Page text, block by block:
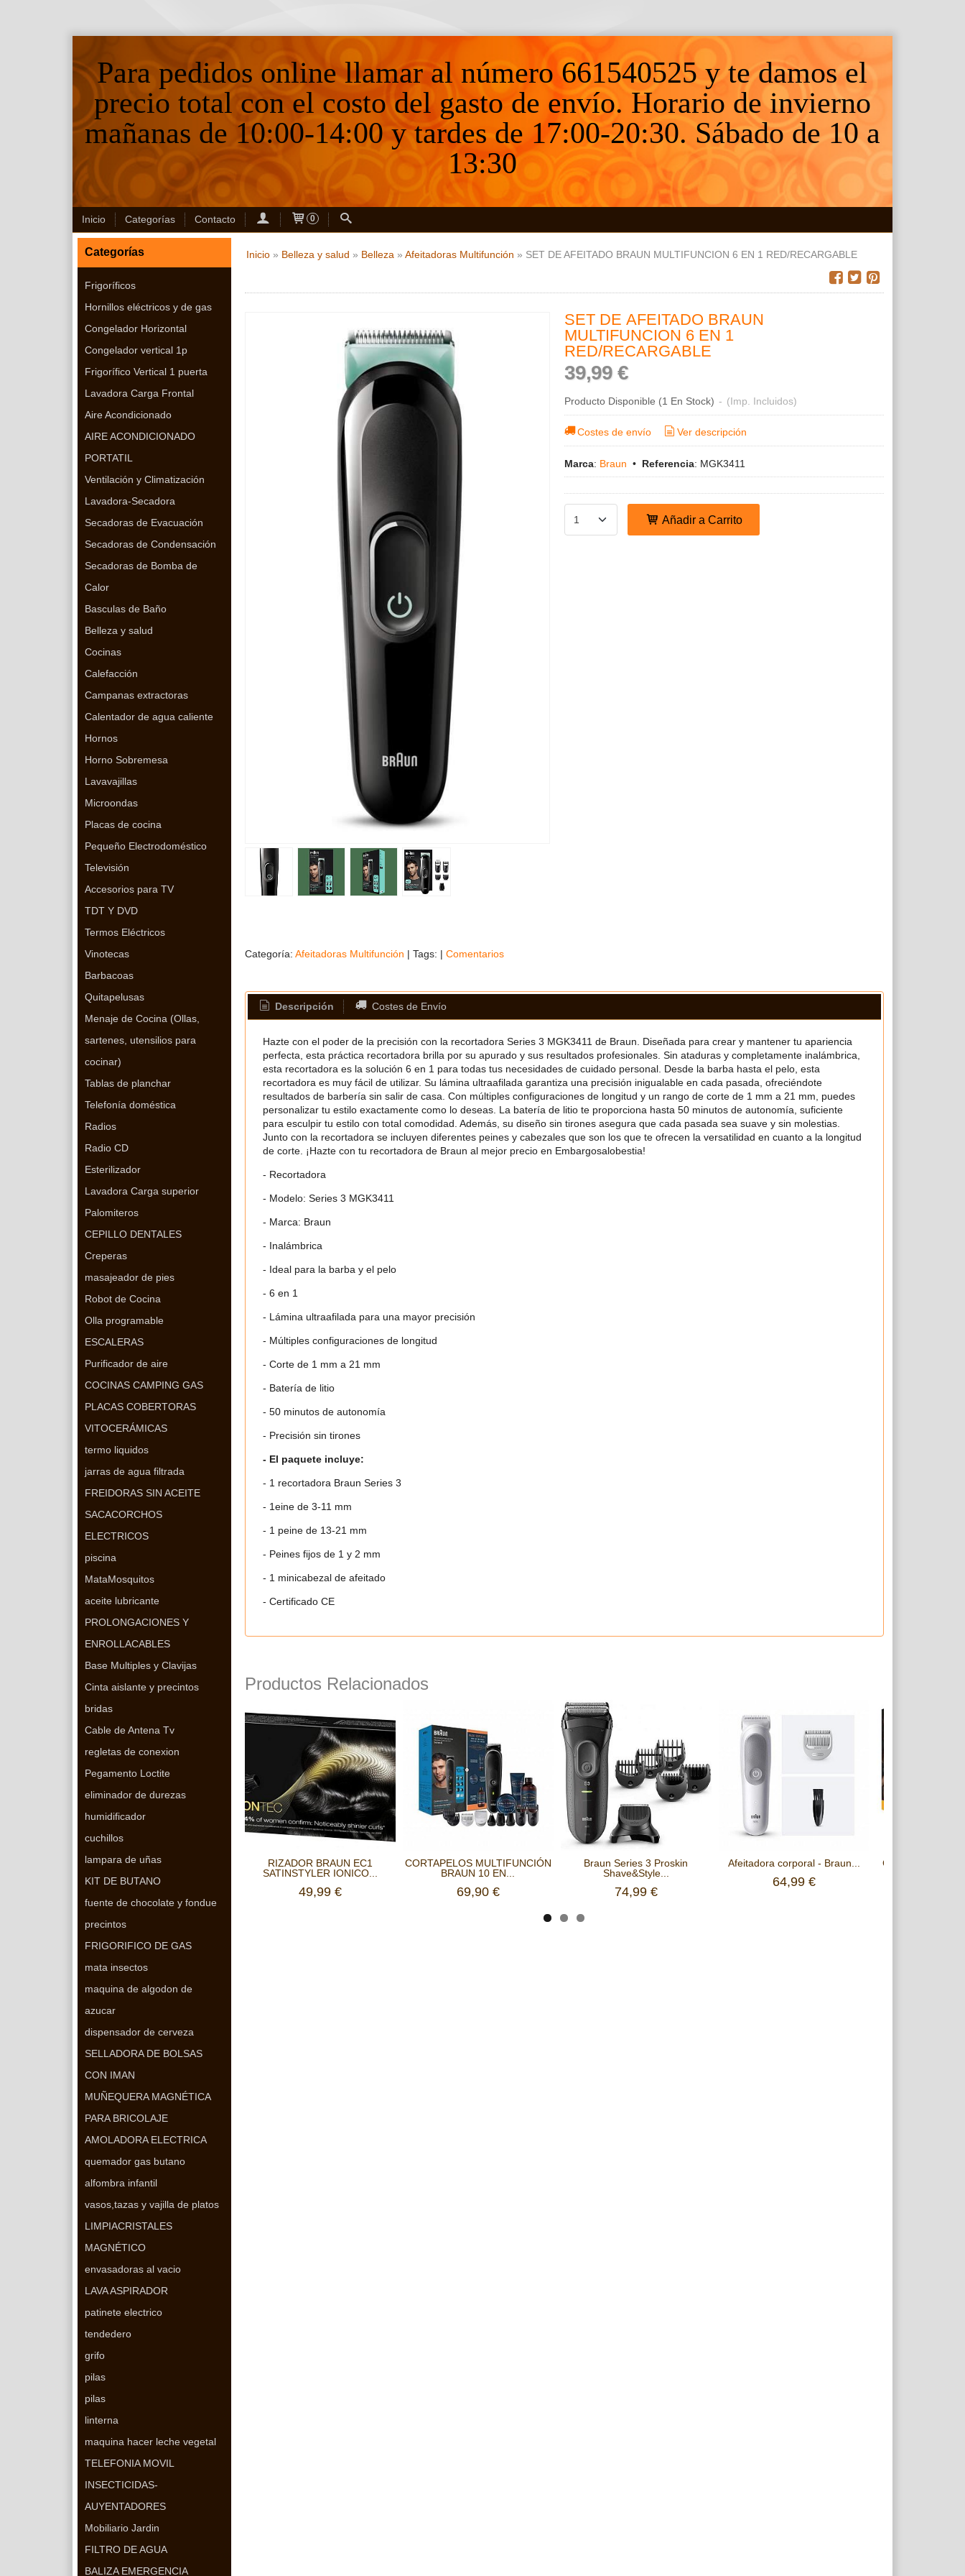
Para pedidos online llamar al número 661540525 y te damos el
precio total con el costo del gasto de envío. Horario de invierno
mañanas de 10:00-14:00 y tardes de 17:00-20:30. Sábado de 10 a
13:30
Inicio Categorías Contacto 0
Categorías
Frigoríficos
Hornillos eléctricos y de gas
Congelador Horizontal
Congelador vertical 1p
Frigorífico Vertical 1 puerta
Lavadora Carga Frontal
Aire Acondicionado
AIRE ACONDICIONADO
PORTATIL
Ventilación y Climatización
Lavadora-Secadora
Secadoras de Evacuación
Secadoras de Condensación
Secadoras de Bomba de
Calor
Basculas de Baño
Belleza y salud
Cocinas
Calefacción
Campanas extractoras
Calentador de agua caliente
Hornos
Horno Sobremesa
Lavavajillas
Microondas
Placas de cocina
Pequeño Electrodoméstico
Televisión
Accesorios para TV
TDT Y DVD
Termos Eléctricos
Vinotecas
Barbacoas
Quitapelusas
Menaje de Cocina (Ollas,
sartenes, utensilios para
cocinar)
Tablas de planchar
Telefonía doméstica
Radios
Radio CD
Esterilizador
Lavadora Carga superior
Palomiteros
CEPILLO DENTALES
Creperas
masajeador de pies
Robot de Cocina
Olla programable
ESCALERAS
Purificador de aire
COCINAS CAMPING GAS
PLACAS COBERTORAS
VITOCERÁMICAS
termo liquidos
jarras de agua filtrada
FREIDORAS SIN ACEITE
SACACORCHOS
ELECTRICOS
piscina
MataMosquitos
aceite lubricante
PROLONGACIONES Y
ENROLLACABLES
Base Multiples y Clavijas
Cinta aislante y precintos
bridas
Cable de Antena Tv
regletas de conexion
Pegamento Loctite
eliminador de durezas
humidificador
cuchillos
lampara de uñas
KIT DE BUTANO
fuente de chocolate y fondue
precintos
FRIGORIFICO DE GAS
mata insectos
maquina de algodon de
azucar
dispensador de cerveza
SELLADORA DE BOLSAS
CON IMAN
MUÑEQUERA MAGNÉTICA
PARA BRICOLAJE
AMOLADORA ELECTRICA
quemador gas butano
alfombra infantil
vasos,tazas y vajilla de platos
LIMPIACRISTALES
MAGNÉTICO
envasadoras al vacio
LAVA ASPIRADOR
patinete electrico
tendedero
grifo
pilas
pilas
linterna
maquina hacer leche vegetal
TELEFONIA MOVIL
INSECTICIDAS-
AUYENTADORES
Mobiliario Jardin
FILTRO DE AGUA
BALIZA EMERGENCIA
Inicio» Belleza y salud » Belleza » Afeitadoras Multifunción » SET DE AFEITADO BRAUN MULTIFUNCION 6 EN 1 RED/RECARGABLE
SET DE AFEITADO BRAUN
MULTIFUNCION 6 EN 1
RED/RECARGABLE
39,99 €
Producto Disponible (1 En Stock) - (Imp. Incluidos)
Costes de envío Ver descripción
Marca: Braun • Referencia: MGK3411
Añadir a Carrito
Categoría: Afeitadoras Multifunción | Tags: | Comentarios
Descripción Costes de Envío
Hazte con el poder de la precisión con la recortadora Series 3 MGK3411 de Braun. Diseñada para crear y mantener tu apariencia
perfecta, esta práctica recortadora brilla por su apurado y sus resultados profesionales. Sin ataduras y completamente inalámbrica,
esta recortadora es la solución 6 en 1 para todas tus necesidades de cuidado personal. Desde la barba hasta el pelo, esta
recortadora es muy fácil de utilizar. Su lámina ultraafilada garantiza una precisión inigualable en cada pasada, ofreciéndote
resultados de barbería sin salir de casa. Con múltiples configuraciones de longitud y un rango de corte de 1 mm a 21 mm, puedes
personalizar tu estilo exactamente como lo deseas. La batería de litio te proporciona hasta 50 minutos de autonomía, suficiente
para esculpir tu estilo con total comodidad. Además, su diseño sin tirones asegura que cada pasada sea suave y sin molestias.
Junto con la recortadora se incluyen diferentes peines y cabezales que son los que te ofrecen la versatilidad en cuanto a la longitud
de corte. ¡Hazte con tu recortadora de Braun al mejor precio en Embargosalobestia!
- Recortadora
- Modelo: Series 3 MGK3411
- Marca: Braun
- Inalámbrica
- Ideal para la barba y el pelo
- 6 en 1
- Lámina ultraafilada para una mayor precisión
- Múltiples configuraciones de longitud
- Corte de 1 mm a 21 mm
- Batería de litio
- 50 minutos de autonomía
- Precisión sin tirones
- El paquete incluye:
- 1 recortadora Braun Series 3
- 1eine de 3-11 mm
- 1 peine de 13-21 mm
- Peines fijos de 1 y 2 mm
- 1 minicabezal de afeitado
- Certificado CE
Productos Relacionados
RIZADOR BRAUN EC1
SATINSTYLER IONICO...
49,99 €
CORTAPELOS MULTIFUNCIÓN
BRAUN 10 EN...
69,90 €
Braun Series 3 Proskin
Shave&Style...
74,99 €
Afeitadora corporal - Braun...
64,99 €
Cortapelos